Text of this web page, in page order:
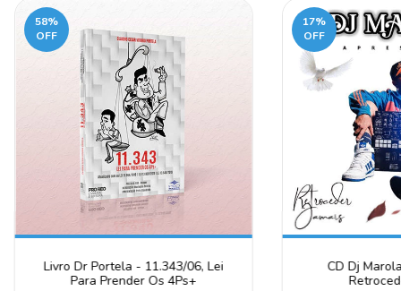
58%
OFF
Livro Dr Portela - 11.343/06, Lei
Para Prender Os 4Ps+
17%
OFF
CD Dj